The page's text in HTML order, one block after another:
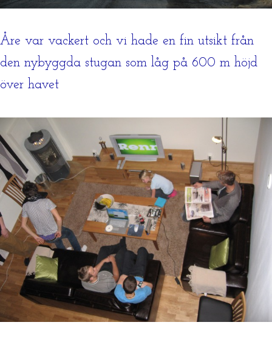
Åre var vackert och vi hade en fin utsikt från
den nybyggda stugan som låg på 600 m höjd
över havet